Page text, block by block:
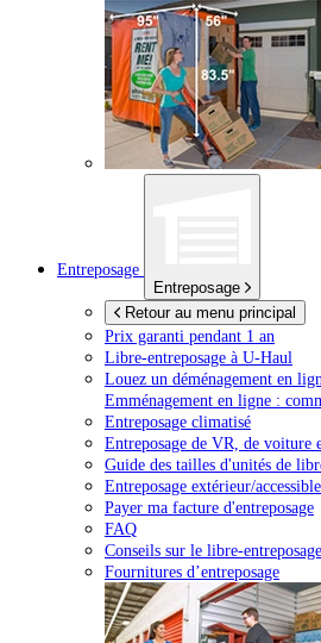
Entreposage
Entreposage
Retour au menu principal
Prix garanti pendant 1 an
Libre-entreposage à U-Haul
Louez un déménagement en
Emménagement en ligne :
Entreposage climatisé
Entreposage de VR, de voiture
Guide des tailles d'unités de
Entreposage extérieur/
Payer ma facture d'entreposage
FAQ
Conseils sur le libre-entreposage
Fournitures d’entreposage